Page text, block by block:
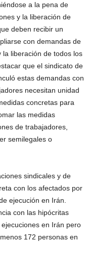
a la pena de
y la liberación de
deben recibir un
con demandas de
la liberación de todos los
que el sindicato de
estas demandas con
necesitan unidad
concretas para
las medidas
de trabajadores,
semilegales o
sindicales y de
con los afectados por
ejecución en Irán.
con las hipócritas
en Irán pero
172 personas en